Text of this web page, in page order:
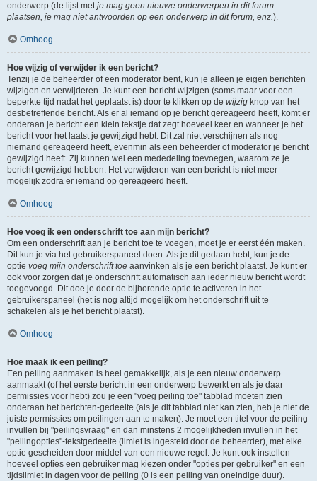
onderwerp (de lijst metje mag geen nieuwe onderwerpen in dit forum
plaatsen, je mag niet antwoorden op een onderwerp in dit forum, enz.).
Omhoog
Hoe wijzig of verwijder ik een bericht?
Tenzij je de beheerder of een moderator bent, kun je alleen je eigen berichten
wijzigen en verwijderen. Je kunt een bericht wijzigen (soms maar voor een
beperkte tijd nadat het geplaatst is) door te klikken op de wijzig knop van het
desbetreffende bericht. Als er al iemand op je bericht gereageerd heeft, komt er
onderaan je bericht een klein tekstje dat zegt hoeveel keer en wanneer je het
bericht voor het laatst je gewijzigd hebt. Dit zal niet verschijnen als nog
niemand gereageerd heeft, evenmin als een beheerder of moderator je bericht
gewijzigd heeft. Zij kunnen wel een mededeling toevoegen, waarom ze je
bericht gewijzigd hebben. Het verwijderen van een bericht is niet meer
mogelijk zodra er iemand op gereageerd heeft.
Omhoog
Hoe voeg ik een onderschrift toe aan mijn bericht?
Om een onderschrift aan je bericht toe te voegen, moet je er eerst één maken.
Dit kun je via het gebruikerspaneel doen. Als je dit gedaan hebt, kun je de
optie voeg mijn onderschrift toe aanvinken als je een bericht plaatst. Je kunt er
ook voor zorgen dat je onderschrift automatisch aan ieder nieuw bericht wordt
toegevoegd. Dit doe je door de bijhorende optie te activeren in het
gebruikerspaneel (het is nog altijd mogelijk om het onderschrift uit te
schakelen als je het bericht plaatst).
Omhoog
Hoe maak ik een peiling?
Een peiling aanmaken is heel gemakkelijk, als je een nieuw onderwerp
aanmaakt (of het eerste bericht in een onderwerp bewerkt en als je daar
permissies voor hebt) zou je een "voeg peiling toe" tabblad moeten zien
onderaan het berichten-gedeelte (als je dit tabblad niet kan zien, heb je niet de
juiste permissies om peilingen aan te maken). Je moet een titel voor de peiling
invullen bij "peilingsvraag" en dan minstens 2 mogelijkheden invullen in het
"peilingopties"-tekstgedeelte (limiet is ingesteld door de beheerder), met elke
optie gescheiden door middel van een nieuwe regel. Je kunt ook instellen
hoeveel opties een gebruiker mag kiezen onder "opties per gebruiker" en een
tijdslimiet in dagen voor de peiling (0 is een peiling van oneindige duur).